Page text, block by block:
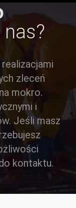
zleceń
mokro.
i
Jeśli masz
kontaktu.